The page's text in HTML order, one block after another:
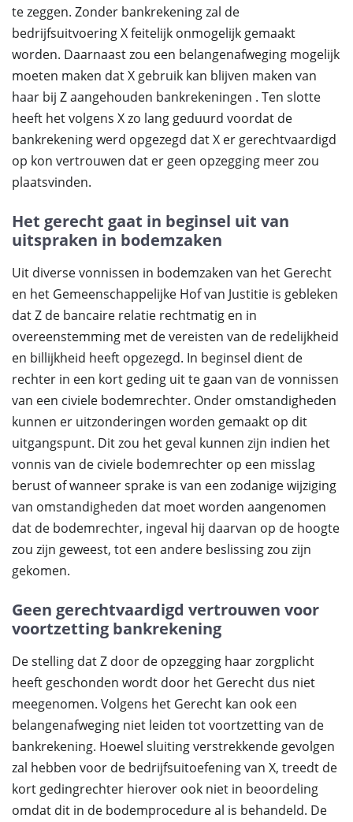
te zeggen. Zonder bankrekening zal de
bedrijfsuitvoering X feitelijk onmogelijk gemaakt
worden. Daarnaast zou een belangenafweging mogelijk
moeten maken dat X gebruik kan blijven maken van
haar bij Z aangehouden bankrekeningen . Ten slotte
heeft het volgens X zo lang geduurd voordat de
bankrekening werd opgezegd dat X er gerechtvaardigd
op kon vertrouwen dat er geen opzegging meer zou
plaatsvinden.
Het gerecht gaat in beginsel uit van
uitspraken in bodemzaken
Uit diverse vonnissen in bodemzaken van het Gerecht
en het Gemeenschappelijke Hof van Justitie is gebleken
dat Z de bancaire relatie rechtmatig en in
overeenstemming met de vereisten van de redelijkheid
en billijkheid heeft opgezegd. In beginsel dient de
rechter in een kort geding uit te gaan van de vonnissen
van een civiele bodemrechter. Onder omstandigheden
kunnen er uitzonderingen worden gemaakt op dit
uitgangspunt. Dit zou het geval kunnen zijn indien het
vonnis van de civiele bodemrechter op een misslag
berust of wanneer sprake is van een zodanige wijziging
van omstandigheden dat moet worden aangenomen
dat de bodemrechter, ingeval hij daarvan op de hoogte
zou zijn geweest, tot een andere beslissing zou zijn
gekomen.
Geen gerechtvaardigd vertrouwen voor
voortzetting bankrekening
De stelling dat Z door de opzegging haar zorgplicht
heeft geschonden wordt door het Gerecht dus niet
meegenomen. Volgens het Gerecht kan ook een
belangenafweging niet leiden tot voortzetting van de
bankrekening. Hoewel sluiting verstrekkende gevolgen
zal hebben voor de bedrijfsuitoefening van X, treedt de
kort gedingrechter hierover ook niet in beoordeling
omdat dit in de bodemprocedure al is behandeld. De